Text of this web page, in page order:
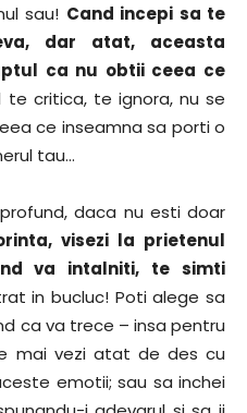
sau! Cand incepi sa te
dar atat, aceasta
ca nu obtii ceea ce
te critica, te ignora, nu se
ce inseamna sa porti o
tau…
daca nu esti doar
visezi la prietenul
va intalniti, te simti
in bucluc! Poti alege sa
ca va trece – insa pentru
mai vezi atat de des cu
emotii; sau sa inchei